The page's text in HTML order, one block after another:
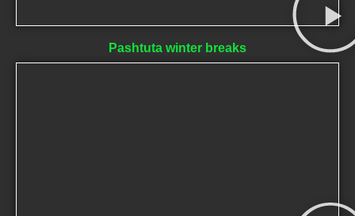
Pashtuta winter breaks